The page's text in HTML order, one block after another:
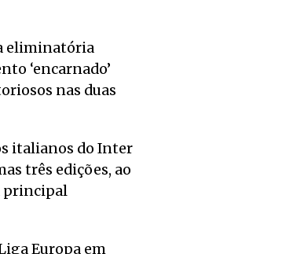
eliminatória
‘encarnado’
nas duas
italianos do Inter
três edições, ao
principal
Europa em